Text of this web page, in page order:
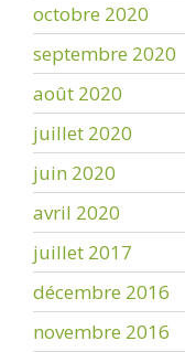
octobre 2020
septembre 2020
août 2020
juillet 2020
juin 2020
avril 2020
juillet 2017
décembre 2016
novembre 2016